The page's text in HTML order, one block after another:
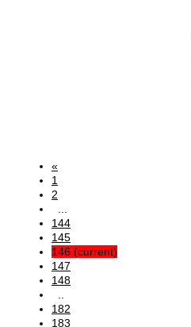
«
1
2
144
145
146 (current)
147
148
182
183